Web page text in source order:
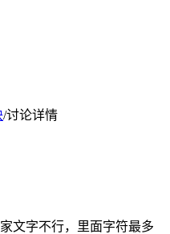
/讨论详情
字不行，里面字符最多